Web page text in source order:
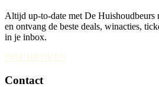
Altijd up-to-date met De Huishoudbeurs
en ontvang de beste deals, winacties,
in je inbox.
INSCHRIJVEN
Contact